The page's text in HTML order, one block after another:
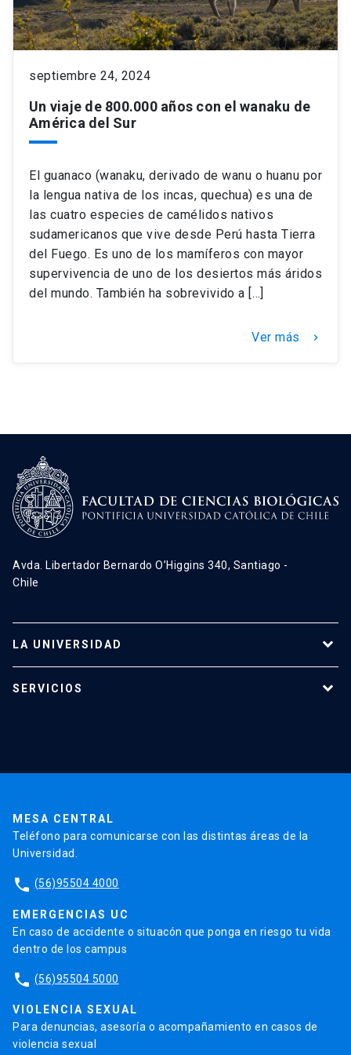
Académicos
Consejo de Facultad
Secretaría Académica
Documentos FCB
Dirección Investigación
Grupos de Investigación
Institutos y Centros
FCB en el Territorio
Redes Internacionales
Estudiantes keyboard_arrow_down
Pregrado
Postgrado
Centro de Estudiantes
Publicaciones
Contacto
septiembre 24, 2024
Un viaje de 800.000 años con el wanaku de
América del Sur
El guanaco (wanaku, derivado de wanu o huanu por
la lengua nativa de los incas, quechua) es una de
las cuatro especies de camélidos nativos
sudamericanos que vive desde Perú hasta Tierra
del Fuego. Es uno de los mamíferos con mayor
supervivencia de uno de los desiertos más áridos
del mundo. También ha sobrevivido a […]
Ver más keyboard_arrow_right
Avda. Libertador Bernardo O’Higgins 340, Santiago -
Chile
LA UNIVERSIDAD
Admisión
SERVICIOS
MESA CENTRAL
Teléfono para comunicarse con las distintas áreas de la
Universidad.
phone (56)95504 4000
EMERGENCIAS UC
En caso de accidente o situacón que ponga en riesgo tu vida
dentro de los campus
phone (56)95504 5000
VIOLENCIA SEXUAL
Para denuncias, asesoría o acompañamiento en casos de
violencia sexual